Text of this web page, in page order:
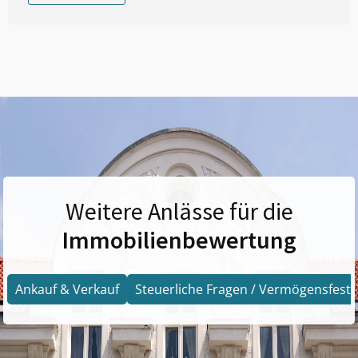
Weitere Anlässe für die
Immobilienbewertung
Ankauf & Verkauf Steuerliche Fragen /